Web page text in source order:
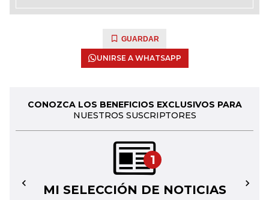
GUARDAR
UNIRSE A WHATSAPP
CONOZCA LOS BENEFICIOS EXCLUSIVOS PARA
NUESTROS SUSCRIPTORES
1
MI SELECCIÓN DE NOTICIAS
← →